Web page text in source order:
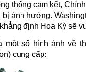
thống cam kết,
bị ảnh hưởng.
định Hoa Kỳ sẽ
một số hình ảnh về
cung cấp: